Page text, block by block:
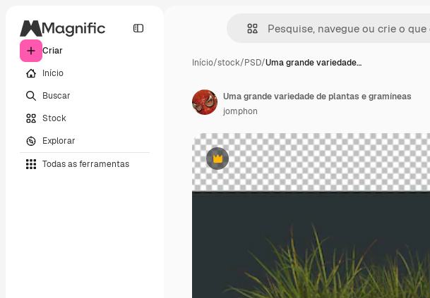
Criar
Início
Buscar
Stock
Explorar
Todas as ferramentas
Início/stock/PSD/Uma grande variedade…
Premium
Uma grande variedade de plantas e gramíneas
jomphon